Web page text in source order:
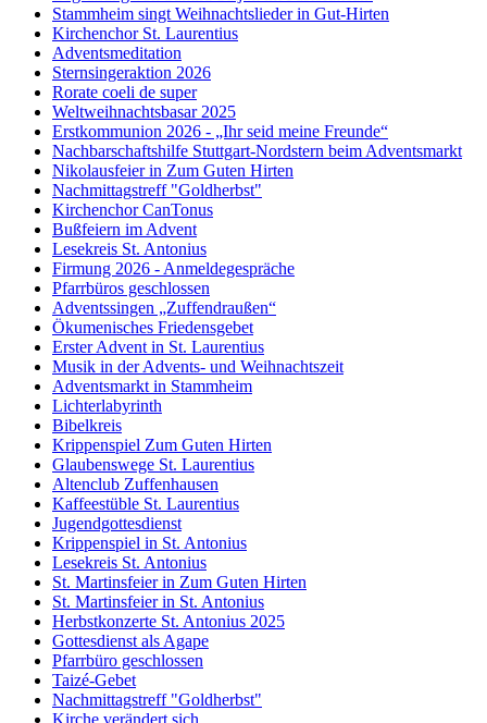
Stammheim singt Weihnachtslieder in Gut-Hirten
Kirchenchor St. Laurentius
Adventsmeditation
Sternsingeraktion 2026
Rorate coeli de super
Weltweihnachtsbasar 2025
Erstkommunion 2026 - „Ihr seid meine Freunde“
Nachbarschaftshilfe Stuttgart-Nordstern beim Adventsmarkt
Nikolausfeier in Zum Guten Hirten
Nachmittagstreff "Goldherbst"
Kirchenchor CanTonus
Bußfeiern im Advent
Lesekreis St. Antonius
Firmung 2026 - Anmeldegespräche
Pfarrbüros geschlossen
Adventssingen „Zuffendraußen“
Ökumenisches Friedensgebet
Erster Advent in St. Laurentius
Musik in der Advents- und Weihnachtszeit
Adventsmarkt in Stammheim
Lichterlabyrinth
Bibelkreis
Krippenspiel Zum Guten Hirten
Glaubenswege St. Laurentius
Altenclub Zuffenhausen
Kaffeestüble St. Laurentius
Jugendgottesdienst
Krippenspiel in St. Antonius
Lesekreis St. Antonius
St. Martinsfeier in Zum Guten Hirten
St. Martinsfeier in St. Antonius
Herbstkonzerte St. Antonius 2025
Gottesdienst als Agape
Pfarrbüro geschlossen
Taizé-Gebet
Nachmittagstreff "Goldherbst"